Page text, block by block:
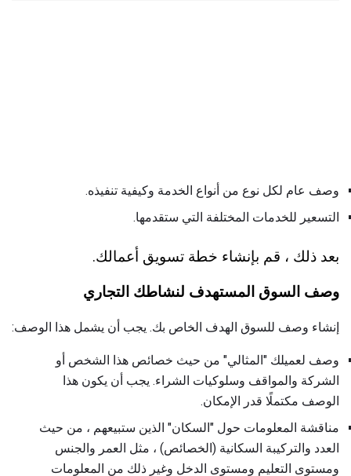
وصف عام لكل نوع من أنواع الخدمة وكيفية تنفيذه.
التسعير للخدمات المختلفة التي ستقدمها.
بعد ذلك ، قم بإنشاء خطة تسويق أعمالك.
وصف السوق المستهدف لنشاطك التجاري
إنشاء وصف للسوق الهدف الخاص بك. يجب أن يشمل هذا الوصف:
وصف لعميلك "المثالي" من حيث خصائص هذا الشخص أو
الشركة والمواقف وسلوكيات الشراء. يجب أن يكون هذا
الوصف مكتملًا قدر الإمكان.
مناقشة المعلومات حول "السكان" الذين ستبيعهم ، من حيث
العدد والتركيبة السكانية (الخصائص) ، مثل العمر والجنس
ومستوى التعليم ومستوى الدخل وغير ذلك من المعلومات